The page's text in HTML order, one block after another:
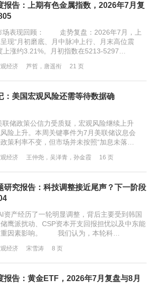
报告：上期有色金属指数，2026年7月复
现回顾： 走势复盘：2026年7月，上
现“月初磨底、月中脉冲上行、月末高位震
上涨约3.21%。月初指数在5213-5297…
经济 芦哲，唐遥衔 21 页
：美国宏观风险还需等待数据确
策公信力受质疑，宏观风险继续上升
上升。本周关键事件为7月美联储议息会
策利率不变，但市场并未按照“加息未落…
经济 王仲尧，吴泽青，孙金霞 16 页
研究报告：科技调整接近尾声？下一阶段
产经历了一轮明显调整，背后主要受到韩国
鹰派扰动、CSP资本开支回报担忧以及中东能
重因素影响。 我们认为，本轮科…
经济 宋雪涛 8 页
报告：黄金ETF，2026年7月复盘与8月